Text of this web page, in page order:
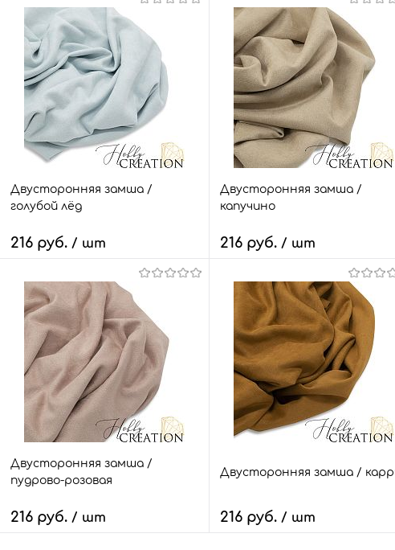
Двусторонняя замша /
голубой лёд
216 руб. / шт
В корзину
Быстрый заказ
Сравнить
В избранное
7 шт.
Размер:
Двусторонняя замша /
капучино
216 руб. / шт
В корзину
Быстрый заказ
Сравнить
В избранное
9 шт.
Размер:
25*70
Двусторонняя замша /
пудрово-розовая
216 руб. / шт
Двусторонняя замша /
216 руб. / шт